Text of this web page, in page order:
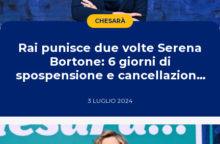
CHESARÀ
Rai punisce due volte Serena
Bortone: 6 giorni di
spospensione e cancellazione
3 LUGLIO 2024